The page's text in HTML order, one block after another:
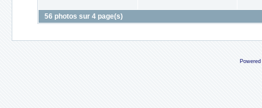
56 photos sur 4 page(s)